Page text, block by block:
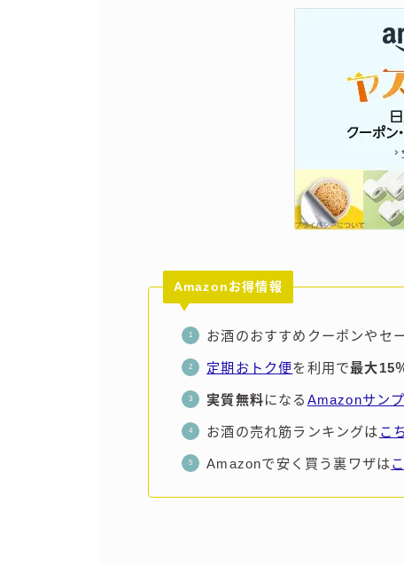
Amazonお得情報
お酒のおすすめクーポンやセ
定期おトク便を利用で最大15
実質無料になる Amazonサン
お酒の売れ筋ランキングは こ
Amazonで安く買う裏ワザは